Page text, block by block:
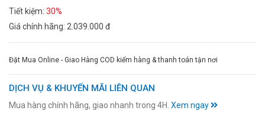
Tiết kiệm: 30%
Giá chính hãng: 2.039.000 đ
Đặt Mua Online - Giao Hàng COD kiểm hàng & thanh toán tận nơi
DỊCH VỤ & KHUYẾN MÃI LIÊN QUAN
Mua hàng chính hãng, giao nhanh trong 4H. Xem ngay